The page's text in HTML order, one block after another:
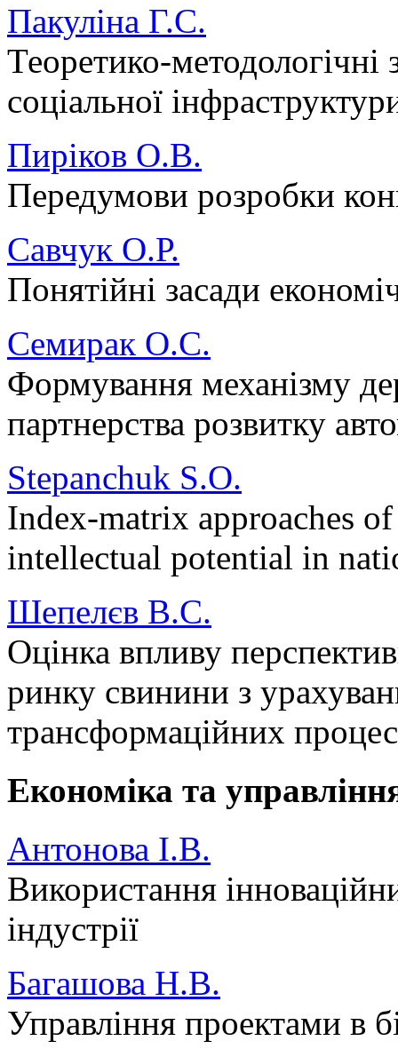
Пакуліна Г.С.
Теоретико-методологічні
соціальної
Пиріков О.В.
Передумови розробки
Савчук О.Р.
Понятійні засади
Семирак О.С.
Формування механізму
партнерства розвитку
Stepanchuk S.O.
Index-matrix approaches
intellectual potential in
Шепелєв В.С.
Оцінка впливу
ринку свинини з
трансформаційних
Економіка та
Антонова І.В.
Використання
індустрії
Багашова Н.В.
Управління проектами в